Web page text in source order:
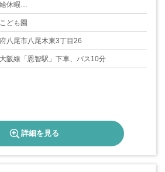
休暇
2日
日は3週間に1回出勤
ども園
八尾市八尾木東3丁目26
阪線「恩智駅」下車、バス10分
詳細を見る